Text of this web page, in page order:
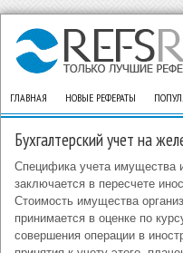
ГЛАВНАЯ НОВЫЕ РЕФЕРАТЫ
Бухгалтерский учет на
Специфика учета имущества
заключается в пересчете
Стоимость имущества
принимается в оценке по
совершения операции в